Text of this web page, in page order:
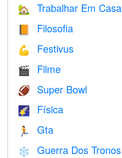
🏡 Trabalhar Em Casa
📙 Filosofia
💪 Festivus
🎬 Filme
🏈 Super Bowl
🌠 Física
🏃 Gta
❄️ Guerra Dos Tronos